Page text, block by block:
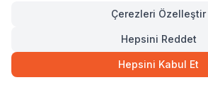
Hill's Köpek Maması
Pro Plan Köpek Maması
Çerezleri Özelleştir
Hepsini Reddet
Hepsini Kabul Et